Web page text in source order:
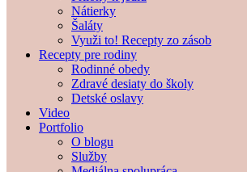
Nátierky
Šaláty
Využi to! Recepty zo zásob
Recepty pre rodiny
Rodinné obedy
Zdravé desiaty do školy
Detské oslavy
Video
Portfolio
O blogu
Služby